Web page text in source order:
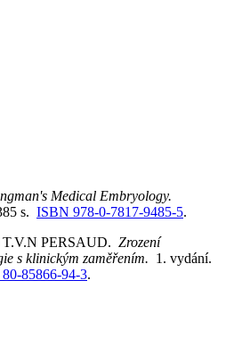
Medical Embryology.
s. ISBN 978-0-7817-9485-5.
PERSAUD. Zrození
s klinickým zaměřením. 1. vydání.
85866-94-3.